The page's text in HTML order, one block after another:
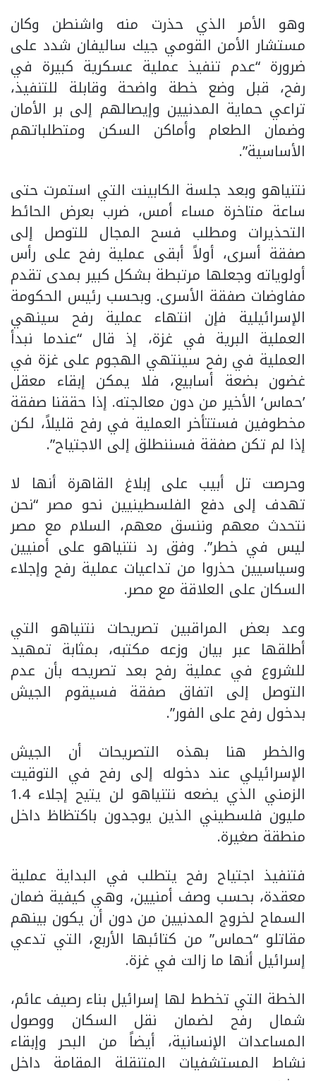
وهو الأمر الذي حذرت منه واشنطن وكان
مستشار الأمن القومي جيك ساليفان شدد على
ضرورة “عدم تنفيذ عملية عسكرية كبيرة في
رفح، قبل وضع خطة واضحة وقابلة للتنفيذ،
تراعي حماية المدنيين وإيصالهم إلى بر الأمان
وضمان الطعام وأماكن السكن ومتطلباتهم
الأساسية”.
نتنياهو وبعد جلسة الكابينت التي استمرت حتى
ساعة متاخرة مساء أمس، ضرب بعرض الحائط
التحذيرات ومطلب فسح المجال للتوصل إلى
صفقة أسرى، أولاً أبقى عملية رفح على رأس
أولوياته وجعلها مرتبطة بشكل كبير بمدى تقدم
مفاوضات صفقة الأسرى. وبحسب رئيس الحكومة
الإسرائيلية فإن انتهاء عملية رفح سينهي
العملية البرية في غزة، إذ قال “عندما نبدأ
العملية في رفح سينتهي الهجوم على غزة في
غضون بضعة أسابيع، فلا يمكن إبقاء معقل
’حماس‘ الأخير من دون معالجته. إذا حققنا صفقة
مخطوفين فستتأخر العملية في رفح قليلاً، لكن
إذا لم تكن صفقة فسننطلق إلى الاجتياح”.
وحرصت تل أبيب على إبلاغ القاهرة أنها لا
تهدف إلى دفع الفلسطينيين نحو مصر “نحن
نتحدث معهم وننسق معهم، السلام مع مصر
ليس في خطر”. وفق رد نتنياهو على أمنيين
وسياسيين حذروا من تداعيات عملية رفح وإجلاء
السكان على العلاقة مع مصر.
وعد بعض المراقبين تصريحات نتنياهو التي
أطلقها عبر بيان وزعه مكتبه، بمثابة تمهيد
للشروع في عملية رفح بعد تصريحه بأن عدم
التوصل إلى اتفاق صفقة فسيقوم الجيش
بدخول رفح على الفور”.
والخطر هنا بهذه التصريحات أن الجيش
الإسرائيلي عند دخوله إلى رفح في التوقيت
الزمني الذي يضعه نتنياهو لن يتيح إجلاء 1.4
مليون فلسطيني الذين يوجدون باكتظاظ داخل
منطقة صغيرة.
فتنفيذ اجتياح رفح يتطلب في البداية عملية
معقدة، بحسب وصف أمنيين، وهي كيفية ضمان
السماح لخروج المدنيين من دون أن يكون بينهم
مقاتلو “حماس” من كتائبها الأربع، التي تدعي
إسرائيل أنها ما زالت في غزة.
الخطة التي تخطط لها إسرائيل بناء رصيف عائم،
شمال رفح لضمان نقل السكان ووصول
المساعدات الإنسانية، أيضاً من البحر وإبقاء
نشاط المستشفيات المتنقلة المقامة داخل